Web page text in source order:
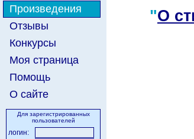
Произведения
Отзывы
Конкурсы
Моя страница
Помощь
О сайте
Для зарегистрированных
пользователей
логин:
"О